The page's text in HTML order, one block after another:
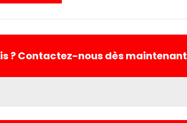
? Contactez-nous dès maintenant